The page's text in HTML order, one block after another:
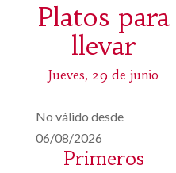
Platos para
llevar
Jueves, 29 de junio
No válido desde
06/08/2026
Primeros